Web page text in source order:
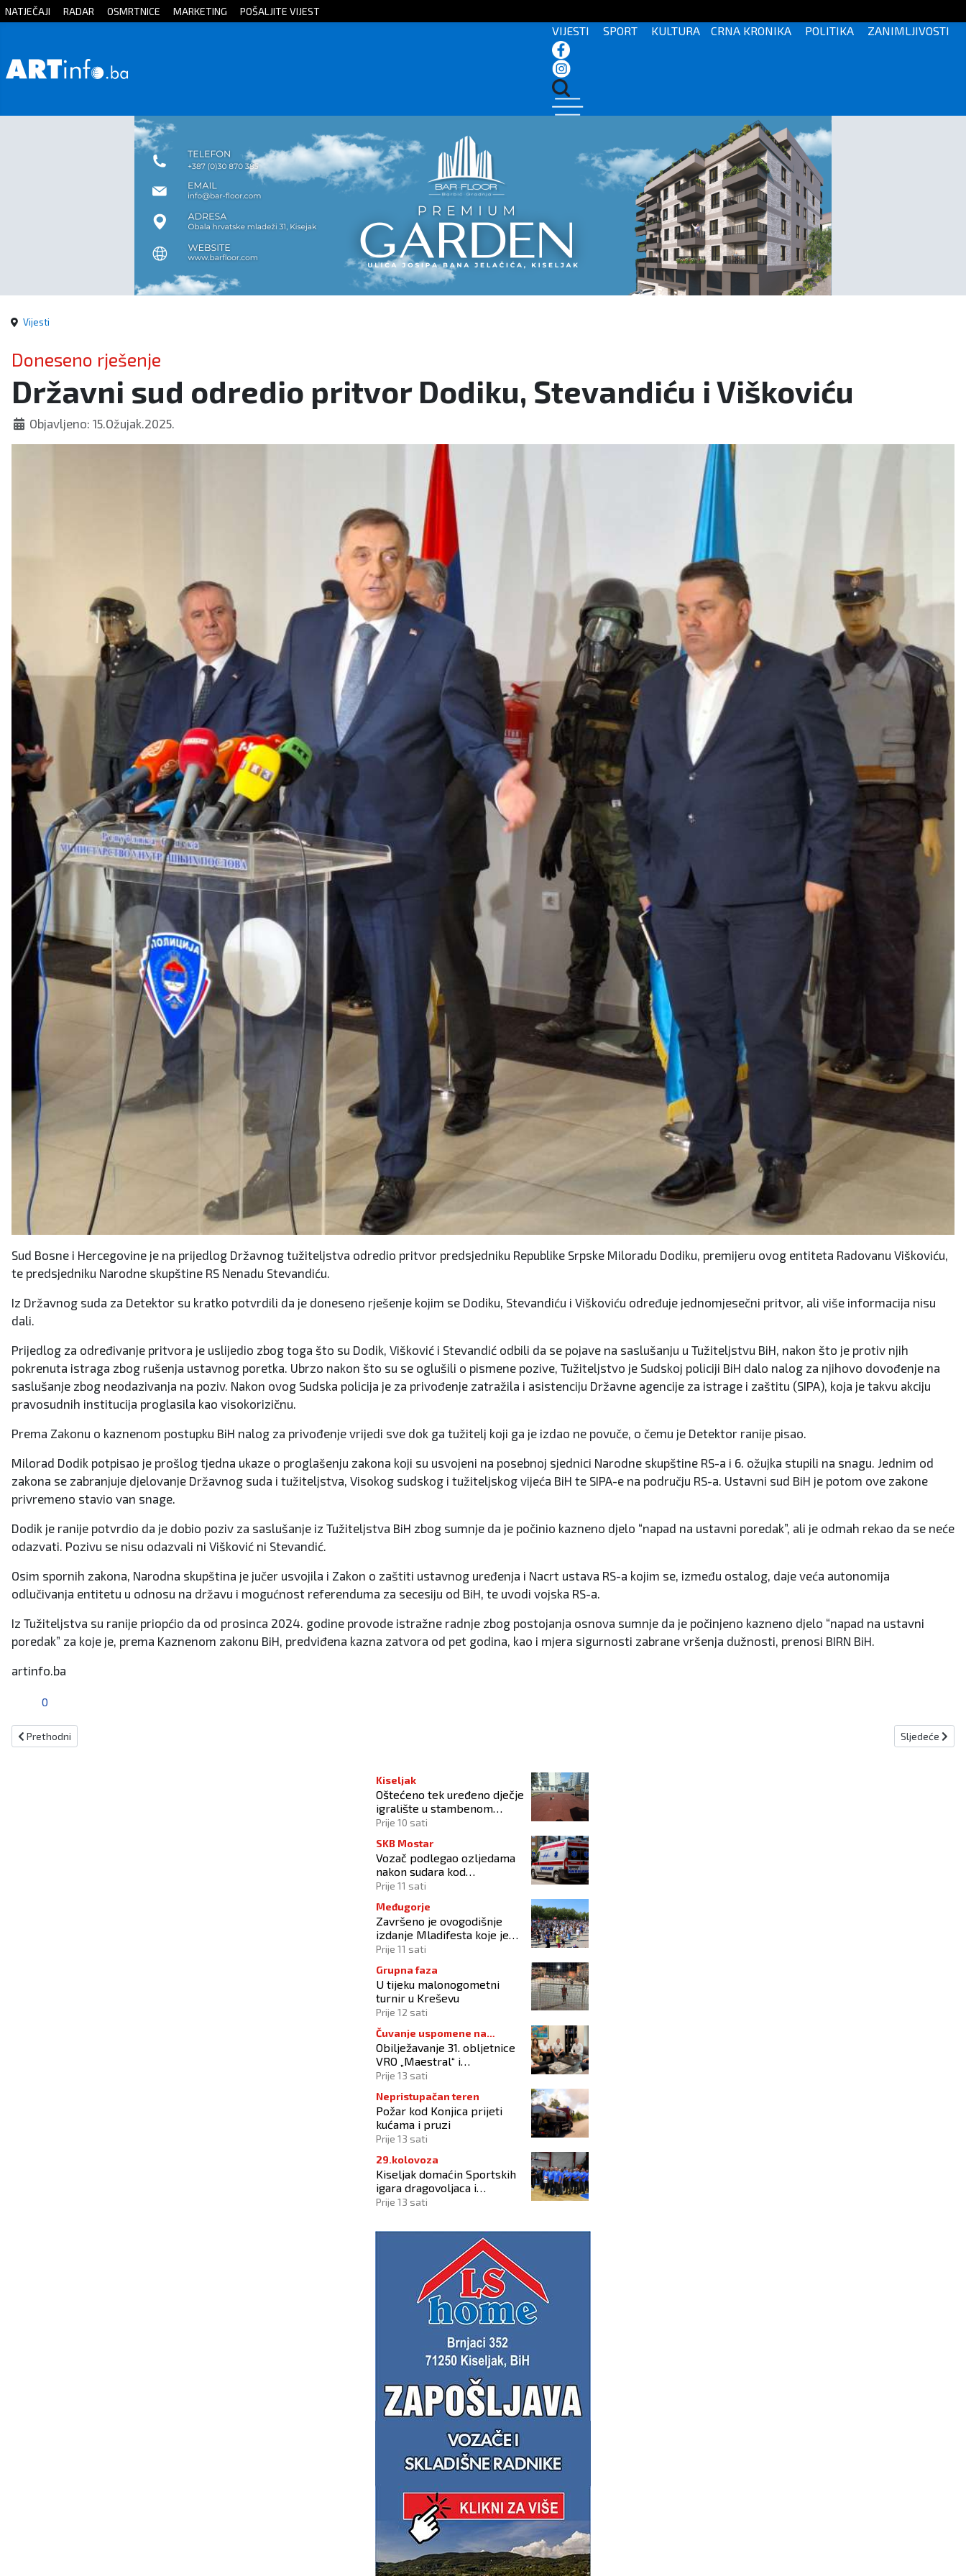
Početna
Zanimljivosti
NATJEČAJI RADAR OSMRTNICE MARKETING POŠALJITE VIJEST
VIJESTI SPORT KULTURA CRNA KRONIKA POLITIKA ZANIMLJIVOSTI
Vijesti
Doneseno rješenje
Državni sud odredio pritvor Dodiku, Stevandiću i Viškoviću
Objavljeno: 15.Ožujak.2025.
Sud Bosne i Hercegovine je na prijedlog Državnog tužiteljstva odredio pritvor predsjedniku Republike Srpske Miloradu Dodiku, premijeru ovog entiteta Radovanu Viškoviću,
te predsjedniku Narodne skupštine RS Nenadu Stevandiću.
Iz Državnog suda za Detektor su kratko potvrdili da je doneseno rješenje kojim se Dodiku, Stevandiću i Viškoviću određuje jednomjesečni pritvor, ali više informacija nisu
dali.
Prijedlog za određivanje pritvora je uslijedio zbog toga što su Dodik, Višković i Stevandić odbili da se pojave na saslušanju u Tužiteljstvu BiH, nakon što je protiv njih
pokrenuta istraga zbog rušenja ustavnog poretka. Ubrzo nakon što su se oglušili o pismene pozive, Tužiteljstvo je Sudskoj policiji BiH dalo nalog za njihovo dovođenje na
saslušanje zbog neodazivanja na poziv. Nakon ovog Sudska policija je za privođenje zatražila i asistenciju Državne agencije za istrage i zaštitu (SIPA), koja je takvu akciju
pravosudnih institucija proglasila kao visokorizičnu.
Prema Zakonu o kaznenom postupku BiH nalog za privođenje vrijedi sve dok ga tužitelj koji ga je izdao ne povuče, o čemu je Detektor ranije pisao.
Milorad Dodik potpisao je prošlog tjedna ukaze o proglašenju zakona koji su usvojeni na posebnoj sjednici Narodne skupštine RS-a i 6. ožujka stupili na snagu. Jednim od
zakona se zabranjuje djelovanje Državnog suda i tužiteljstva, Visokog sudskog i tužiteljskog vijeća BiH te SIPA-e na području RS-a. Ustavni sud BiH je potom ove zakone
privremeno stavio van snage.
Dodik je ranije potvrdio da je dobio poziv za saslušanje iz Tužiteljstva BiH zbog sumnje da je počinio kazneno djelo “napad na ustavni poredak”, ali je odmah rekao da se neće
odazvati. Pozivu se nisu odazvali ni Višković ni Stevandić.
Osim spornih zakona, Narodna skupština je jučer usvojila i Zakon o zaštiti ustavnog uređenja i Nacrt ustava RS-a kojim se, između ostalog, daje veća autonomija
odlučivanja entitetu u odnosu na državu i mogućnost referenduma za secesiju od BiH, te uvodi vojska RS-a.
Iz Tužiteljstva su ranije priopćio da od prosinca 2024. godine provode istražne radnje zbog postojanja osnova sumnje da je počinjeno kazneno djelo “napad na ustavni
poredak” za koje je, prema Kaznenom zakonu BiH, predviđena kazna zatvora od pet godina, kao i mjera sigurnosti zabrane vršenja dužnosti, prenosi BIRN BiH.
artinfo.ba
0
Prethodni članak: Delegacija Hrvatskog Caritasa u posjetu poplavljenim područjima BiH
Prethodni Sljedeći
Sljedeće
Kiseljak
Oštećeno tek uređeno dječje
igralište u stambenom
naselju
Prije 10 sati
SKB Mostar
Vozač podlegao ozljedama
nakon sudara kod
Tomislavgrada
Prije 11 sati
Međugorje
Završeno je ovogodišnje
izdanje Mladifesta koje je
okupilo mlade iz 73 zemlje
Prije 11 sati
Grupna faza
U tijeku malonogometni
turnir u Kreševu
Prije 12 sati
Čuvanje uspomene na
branitelje
Obilježavanje 31. obljetnice
VRO „Maestral“ i
oslobođenja Jajca uz
Prije 13 sati
Nepristupačan teren
Požar kod Konjica prijeti
kućama i pruzi
Prije 13 sati
29.kolovoza
Kiseljak domaćin Sportskih
igara dragovoljaca i
veterana HVO-a ŽSB i Dana
Prije 13 sati